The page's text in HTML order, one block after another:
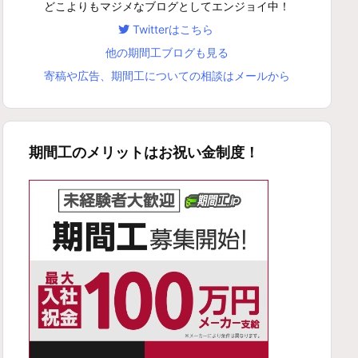
どこよりもマジメなブログとしてエンジョイ中！
Twitterはこちら
他の期間工ブログも見る
寄稿や広告、期間工についての相談はメールから
期間工のメリットはお祝い金制度！